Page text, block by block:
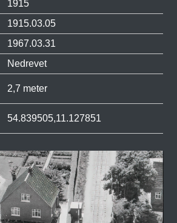
1915
1915.03.05
1967.03.31
Nedrevet
2,7 meter
54.839505,11.127851